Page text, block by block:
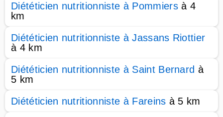
Diététicien nutritionniste à Pommiersà 4
km
Diététicien nutritionniste à Jassans Riottier
à 4 km
Diététicien nutritionniste à Saint Bernard à
5 km
Diététicien nutritionniste à Fareins à 5 km